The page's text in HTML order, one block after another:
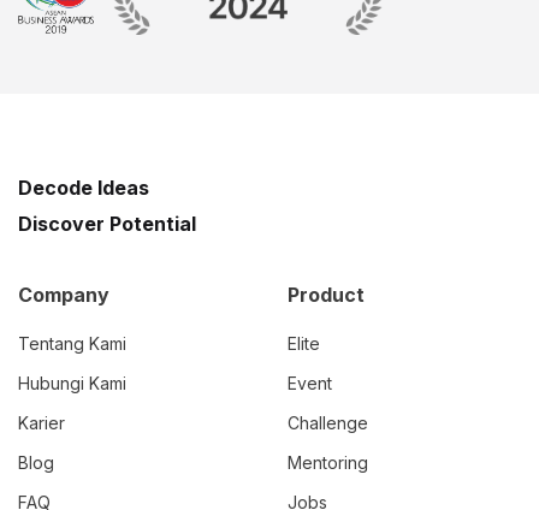
Decode Ideas
Discover Potential
Company
Tentang Kami
Hubungi Kami
Karier
Blog
FAQ
Product
Elite
Event
Challenge
Mentoring
Jobs